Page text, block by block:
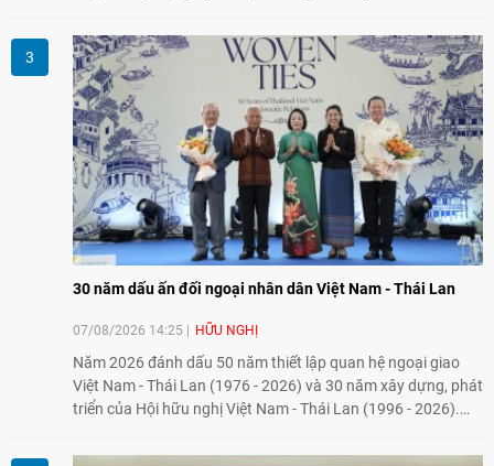
nghệ, đổi mới sáng tạo và chuyển đổi số trở thành động lực
phát triển đất nước.
30 năm dấu ấn đối ngoại nhân dân Việt Nam - Thái Lan
07/08/2026 14:25 HỮU NGHỊ
Năm 2026 đánh dấu 50 năm thiết lập quan hệ ngoại giao
Việt Nam - Thái Lan (1976 - 2026) và 30 năm xây dựng, phát
triển của Hội hữu nghị Việt Nam - Thái Lan (1996 - 2026).
tình hữu nghị, đồng thời từng bước mở rộng hoạt động từ